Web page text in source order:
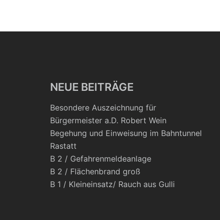
NEUE BEITRÄGE
Besondere Auszeichnung für
Bürgermeister a.D. Robert Wein
Begehung und Einweisung im Bahntunnel
Rastatt
B 2 / Gefahrenmeldeanlage
B 2 / Flächenbrand groß
B 1 / Kleineinsatz/ Rauch aus Gulli